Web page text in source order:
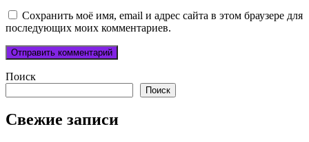
Сохранить моё имя, email и адрес сайта в этом браузере для
последующих моих комментариев.
Поиск
Поиск
Свежие записи